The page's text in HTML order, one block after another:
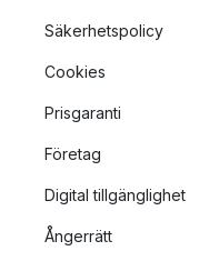
Säkerhetspolicy
Cookies
Prisgaranti
Företag
Digital tillgänglighet
Ångerrätt